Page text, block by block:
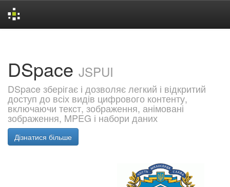
DSpace JSPUI
DSpace зберігає і дозволяє легкий і відкритий
доступ до всіх видів цифрового контенту,
включаючи текст, зображення, анімовані
зображення, MPEG і набори даних
Дізнатися більше